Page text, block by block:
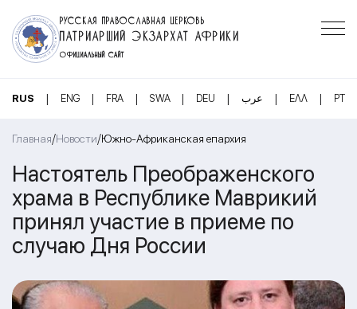
РУССКАЯ ПРАВОСЛАВНАЯ ЦЕРКОВЬ
ПАТРИАРШИЙ ЭКЗАРХАТ АФРИКИ
ОФИЦИАЛЬНЫЙ САЙТ
RUS | ENG | FRA | SWA | DEU | عرب | ΕΛΛ | PT
Главная/Новости/Южно-Африканская епархия
Настоятель Преображенского
храма в Республике Маврикий
принял участие в приеме по
случаю Дня России